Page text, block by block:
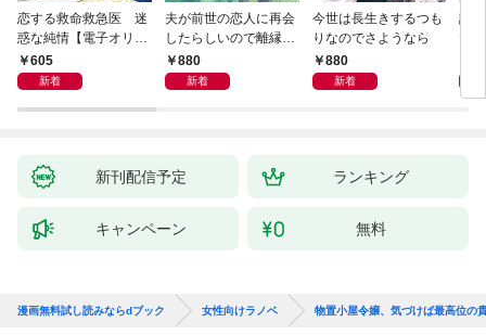
恋する救命救急医 迷
惑な純情【電子オリジ
ナル】
605
新着
夫が前世の恋人に再会
したらしいので離縁し
ます880
新着
今世は長生きするつも
りなのでさようなら
880
新着
話
で
新刊配信予定 ランキング
キャンペーン 無料
漫画無料試し読みならdブック 女性向けラノベ 物置小屋令嬢、気づけば最高位の